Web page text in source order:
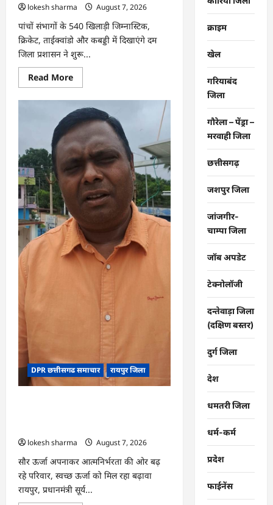
lokesh sharma August 7, 2026
पांचों संभागों के 540 खिलाड़ी जिम्नास्टिक,
क्रिकेट, ताईक्वांडो और कबड्डी में दिखाएंगे दम
जिला प्रशासन ने शुरू...
Read MoreRead
more
CG
:
26वीं
राज्य
स्तरीय
शालेय
क्रीड़ा
प्रतियोगिता
की
मेजबानी
करेगा
जीपीएम,
से
21
अगस्त
तक
जुटेंगे
प्रदेशभर
के
DPR छत्तीसगढ समाचार रायपुर जिला
lokesh sharma
August 7, 2026
सौर ऊर्जा अपनाकर आत्मनिर्भरता की ओर बढ़
रहे परिवार, स्वच्छ ऊर्जा को मिल रहा बढ़ावा
रायपुर, प्रधानमंत्री सूर्य...
क्राइम
खेल
गरियाबंद
जिला
गौरेला – पेंड्रा –
मरवाही जिला
छत्तीसगढ़
जशपुर जिला
जांजगीर-
चाम्पा जिला
जॉब अपडेट
टेक्नोलॉजी
दन्तेवाड़ा जिला
(दक्षिण बस्तर)
दुर्ग जिला
देश
धमतरी जिला
धर्म-कर्म
प्रदेश
फाईनेंस